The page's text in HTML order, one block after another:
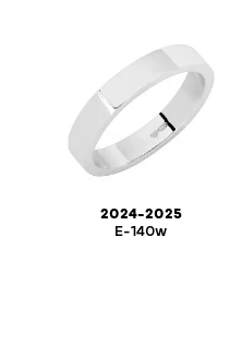
2024-2025
E-140w